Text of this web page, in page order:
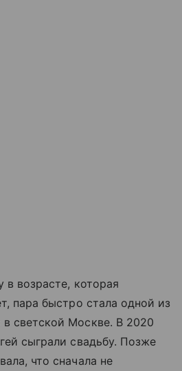
в возрасте, которая
пара быстро стала одной из
светской Москве. В 2020
сыграли свадьбу. Позже
что сначала не